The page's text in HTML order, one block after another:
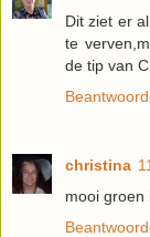
Dit ziet er
te
de tip van
christina
mooi groen